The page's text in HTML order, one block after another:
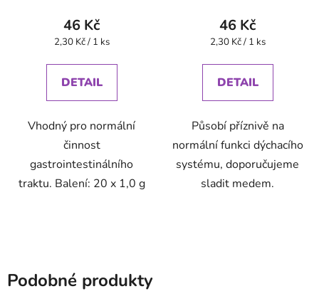
46 Kč
Měrná
2,30 Kč / 1 ks
DETAIL
Vhodný pro normální
činnost
gastrointestinálního
traktu. Balení: 20 x 1,0 g
46 Kč
Měrná
2,30 Kč / 1 ks
DETAIL
Působí příznivě na
normální funkci dýchacího
systému, doporučujeme
sladit medem.
Podobné produkty